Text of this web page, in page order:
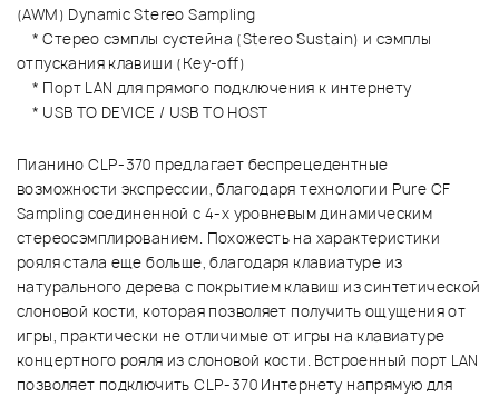
(AWM) Dynamic Stereo Sampling
* Стерео сэмплы сустейна (Stereo Sustain) и сэмплы
отпускания клавиши (Key-off)
* Порт LAN для прямого подключения к интернету
* USB TO DEVICE / USB TO HOST
Пианино CLP-370 предлагает беспрецедентные
возможности экспрессии, благодаря технологии Pure CF
Sampling соединенной с 4-х уровневым динамическим
стереосэмплированием. Похожесть на характеристики
рояля стала еще больше, благодаря клавиатуре из
натурального дерева с покрытием клавиш из синтетической
слоновой кости, которая позволяет получить ощущения от
игры, практически не отличимые от игры на клавиатуре
концертного рояля из слоновой кости. Встроенный порт LAN
позволяет подключить CLP-370 Интернету напрямую для